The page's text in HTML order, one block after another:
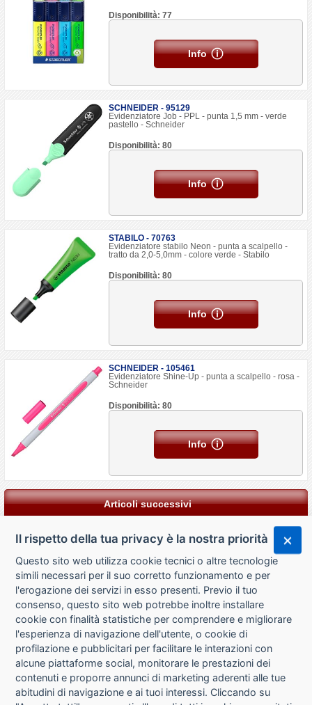
Disponibilità: 77
Info
SCHNEIDER - 95129
Evidenziatore Job - PPL - punta 1,5 mm - verde
pastello - Schneider
Disponibilità: 80
Info
STABILO - 70763
Evidenziatore stabilo Neon - punta a scalpello -
tratto da 2,0-5,0mm - colore verde - Stabilo
Disponibilità: 80
Info
SCHNEIDER - 105461
Evidenziatore Shine-Up - punta a scalpello - rosa -
Schneider
Disponibilità: 80
Info
Articoli successivi
CHI SIAMO
CONTATTI
Il rispetto della tua privacy è la nostra priorità
Questo sito web utilizza cookie tecnici o altre tecnologie
simili necessari per il suo corretto funzionamento e per
l'erogazione dei servizi in esso presenti. Previo il tuo
consenso, questo sito web potrebbe inoltre installare
cookie con finalità statistiche per comprendere e migliorare
l'esperienza di navigazione dell'utente, o cookie di
profilazione e pubblicitari per facilitare le interazioni con
alcune piattaforme social, monitorare le prestazioni dei
contenuti e proporre annunci di marketing aderenti alle tue
abitudini di navigazione e ai tuoi interessi. Cliccando su